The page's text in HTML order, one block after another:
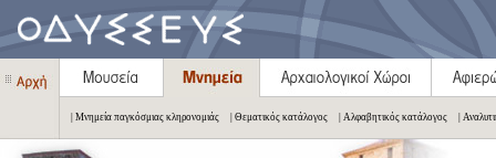
| Μνημεία παγκόσμιας κληρονομιάς | Θεματικός κατάλογος | Αλφαβητικός κατάλογος |